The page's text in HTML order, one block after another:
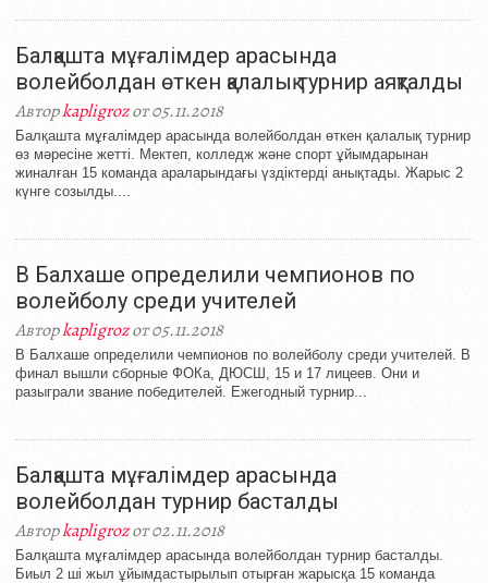
Балқашта мұғалімдер арасында
волейболдан өткен қалалық турнир аяқталды
Авторkapligrozот 05.11.2018
Балқашта мұғалімдер арасында волейболдан өткен қалалық турнир
өз мәресіне жетті. Мектеп, колледж және спорт ұйымдарынан
жиналған 15 команда араларындағы үздіктерді анықтады. Жарыс 2
күнге созылды....
В Балхаше определили чемпионов по
волейболу среди учителей
Авторkapligrozот 05.11.2018
В Балхаше определили чемпионов по волейболу среди учителей. В
финал вышли сборные ФОКа, ДЮСШ, 15 и 17 лицеев. Они и
разыграли звание победителей. Ежегодный турнир...
Балқашта мұғалімдер арасында
волейболдан турнир басталды
Авторkapligrozот 02.11.2018
Балқашта мұғалімдер арасында волейболдан турнир басталды.
Биыл 2 ші жыл ұйымдастырылып отырған жарысқа 15 команда